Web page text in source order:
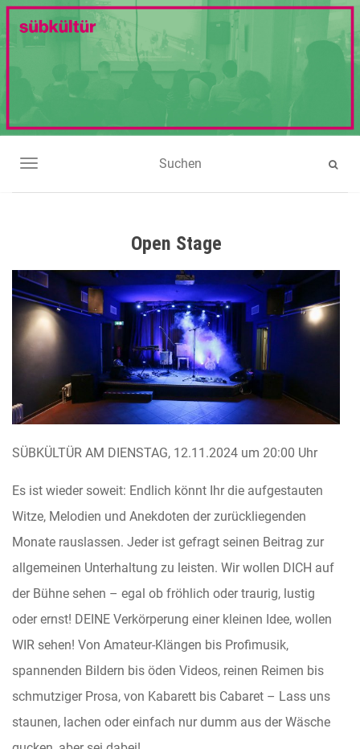
NAVIGATION UMSCHALTEN
Open Stage
SÜBKÜLTÜR AM DIENSTAG, 12.11.2024 um 20:00 Uhr
Es ist wieder soweit: Endlich könnt Ihr die aufgestauten
Witze, Melodien und Anekdoten der zurückliegenden
Monate rauslassen. Jeder ist gefragt seinen Beitrag zur
allgemeinen Unterhaltung zu leisten. Wir wollen DICH auf
der Bühne sehen – egal ob fröhlich oder traurig, lustig
oder ernst! DEINE Verkörperung einer kleinen Idee, wollen
WIR sehen! Von Amateur-Klängen bis Profimusik,
spannenden Bildern bis öden Videos, reinen Reimen bis
schmutziger Prosa, von Kabarett bis Cabaret – Lass uns
staunen, lachen oder einfach nur dumm aus der Wäsche